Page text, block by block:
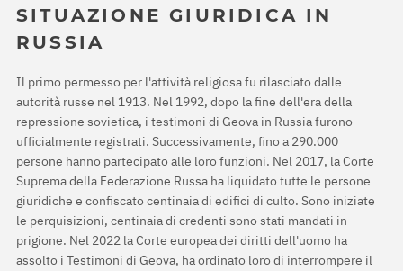
SITUAZIONE GIURIDICA IN
RUSSIA
Il primo permesso per l'attività religiosa fu rilasciato dalle
autorità russe nel 1913. Nel 1992, dopo la fine dell'era della
repressione sovietica, i testimoni di Geova in Russia furono
ufficialmente registrati. Successivamente, fino a 290.000
persone hanno partecipato alle loro funzioni. Nel 2017, la Corte
Suprema della Federazione Russa ha liquidato tutte le persone
giuridiche e confiscato centinaia di edifici di culto. Sono iniziate
le perquisizioni, centinaia di credenti sono stati mandati in
prigione. Nel 2022 la Corte europea dei diritti dell'uomo ha
assolto i Testimoni di Geova, ha ordinato loro di interrompere il